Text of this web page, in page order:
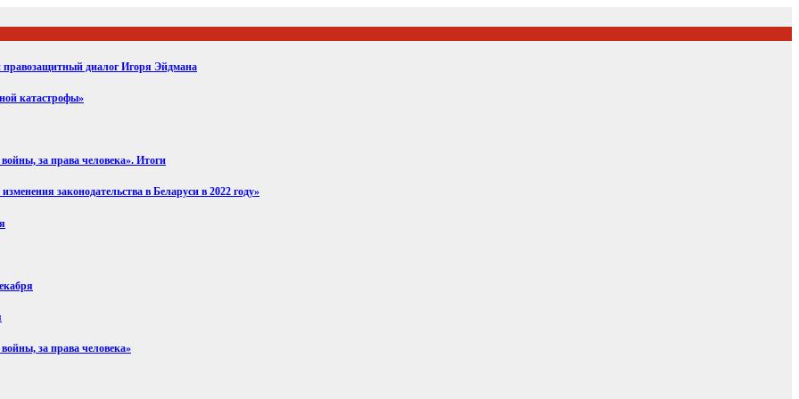
правозащитный диалог Игоря Эйдмана
катастрофы»
за права человека». Итоги
законодательства в Беларуси в 2022 году»
за права человека»